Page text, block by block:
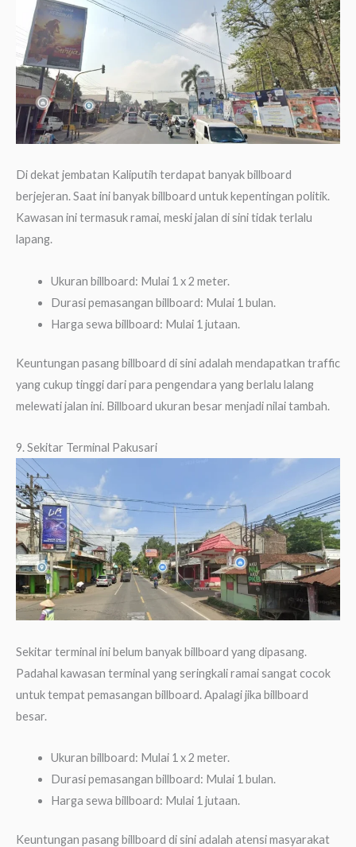
Di dekat jembatan Kaliputih terdapat banyak billboard
berjejeran. Saat ini banyak billboard untuk kepentingan politik.
Kawasan ini termasuk ramai, meski jalan di sini tidak terlalu
lapang.
Ukuran billboard: Mulai 1 x 2 meter.
Durasi pemasangan billboard: Mulai 1 bulan.
Harga sewa billboard: Mulai 1 jutaan.
Keuntungan pasang billboard di sini adalah mendapatkan traffic
yang cukup tinggi dari para pengendara yang berlalu lalang
melewati jalan ini. Billboard ukuran besar menjadi nilai tambah.
9. Sekitar Terminal Pakusari
Sekitar terminal ini belum banyak billboard yang dipasang.
Padahal kawasan terminal yang seringkali ramai sangat cocok
untuk tempat pemasangan billboard. Apalagi jika billboard
besar.
Ukuran billboard: Mulai 1 x 2 meter.
Durasi pemasangan billboard: Mulai 1 bulan.
Harga sewa billboard: Mulai 1 jutaan.
Keuntungan pasang billboard di sini adalah atensi masyarakat